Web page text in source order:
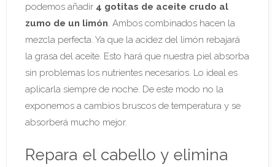
podemos añadir 4 gotitas de aceite crudo al
zumo de un limón. Ambos combinados hacen la
mezcla perfecta. Ya que la acidez del limón rebajará
la grasa del aceite. Esto hará que nuestra piel absorba
sin problemas los nutrientes necesarios. Lo ideal es
aplicarla siempre de noche. De este modo no la
exponemos a cambios bruscos de temperatura y se
absorberá mucho mejor.
Repara el cabello y elimina